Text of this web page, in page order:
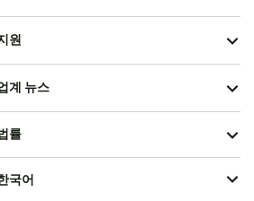
원
계 뉴스
률
국어